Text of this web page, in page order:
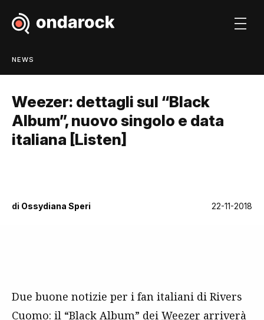
NEWS
Weezer: dettagli sul “Black
Album”, nuovo singolo e data
italiana [Listen]
di Ossydiana Speri 22-11-2018
Due buone notizie per i fan italiani di Rivers
Cuomo: il “Black Album” dei Weezer arriverà